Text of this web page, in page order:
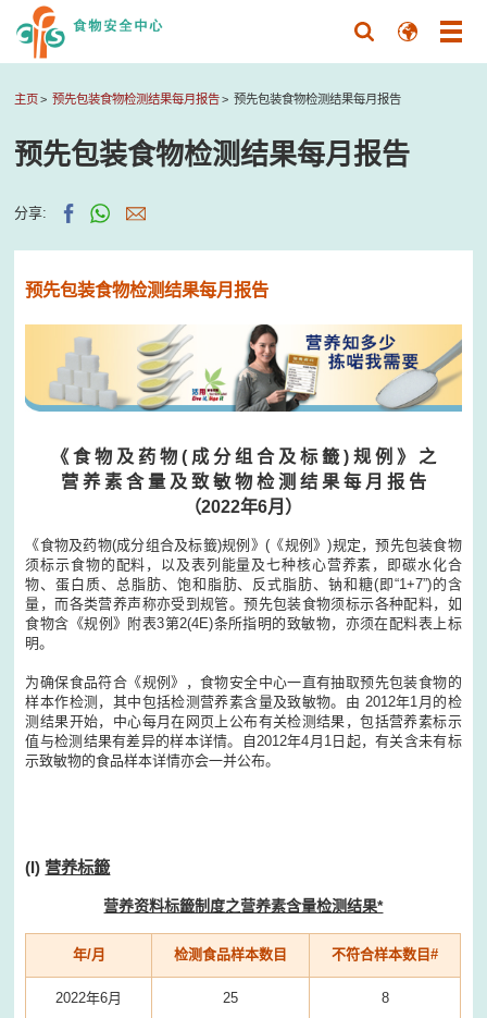
主页 预先包装食物检测结果每月报告 预先包装食物检测结果每月报告
预先包装食物检测结果每月报告
分享:
预先包装食物检测结果每月报告
《 食 物 及 药 物 ( 成 分 组 合 及 标 籤 ) 规 例 》 之
营 养 素 含 量 及 致 敏 物 检 测 结 果 每 月 报 告
（2022年6月）
《食物及药物(成分组合及标籤)规例》(《规例》)规定，预先包装食物
须标示食物的配料，以及表列能量及七种核心营养素，即碳水化合
物、蛋白质、总脂肪、饱和脂肪、反式脂肪、钠和糖(即“1+7”)的含
量，而各类营养声称亦受到规管。预先包装食物须标示各种配料，如
食物含《规例》附表3第2(4E)条所指明的致敏物，亦须在配料表上标
明。
为确保食品符合《规例》，食物安全中心一直有抽取预先包装食物的
样本作检测，其中包括检测营养素含量及致敏物。由 2012年1月的检
测结果开始，中心每月在网页上公布有关检测结果，包括营养素标示
值与检测结果有差异的样本详情。自2012年4月1日起，有关含未有标
示致敏物的食品样本详情亦会一并公布。
(I) 营养标籤
营养资料标籤制度之营养素含量检测结果*
年/月 检测食品样本数目 不符合样本数目#
2022年6月 25 8